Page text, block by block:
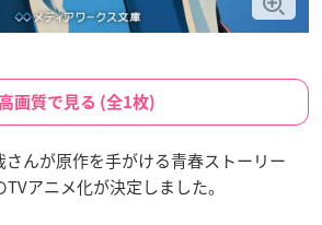
高画質で見る (全1枚)
んが原作を手がける青春ストーリー
TVアニメ化が決定しました。